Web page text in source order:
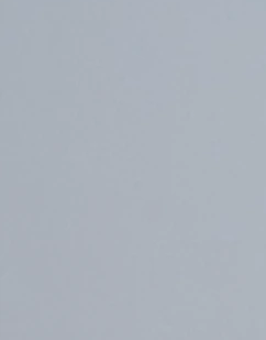
Die Psychoonkologie befasst
Palliativbetreuung beteiligt sind.